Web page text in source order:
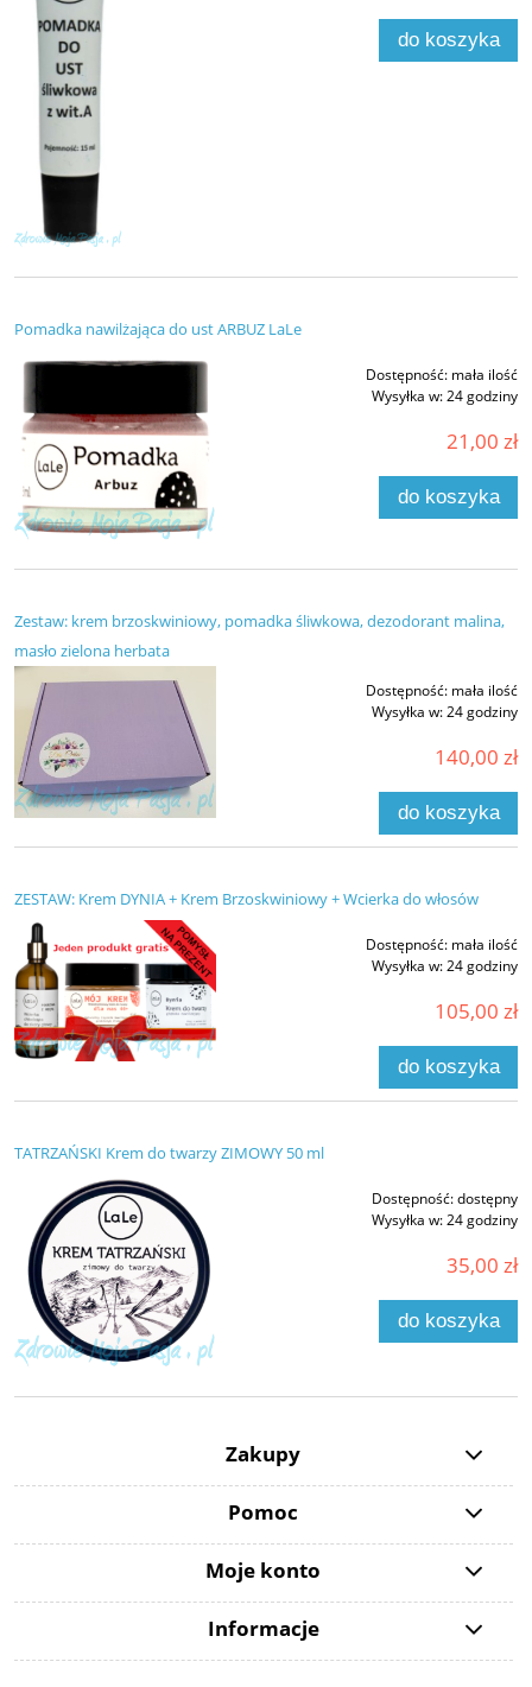
do koszyka
Pomadka nawilżająca do ust ARBUZ LaLe
Dostępność: mała ilość
Wysyłka w:24 godziny
21,00 zł
do koszyka
Zestaw: krem brzoskwiniowy, pomadka śliwkowa, dezodorant malina,
masło zielona herbata
Dostępność: mała ilość
Wysyłka w:24 godziny
140,00 zł
do koszyka
ZESTAW: Krem DYNIA + Krem Brzoskwiniowy + Wcierka do włosów
Dostępność: mała ilość
Wysyłka w:24 godziny
105,00 zł
do koszyka
TATRZAŃSKI Krem do twarzy ZIMOWY 50 ml
Dostępność:dostępny
Wysyłka w:24 godziny
35,00 zł
do koszyka
Zakupy
Pomoc
Moje konto
Informacje